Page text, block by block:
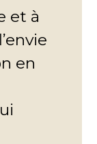
et à
en